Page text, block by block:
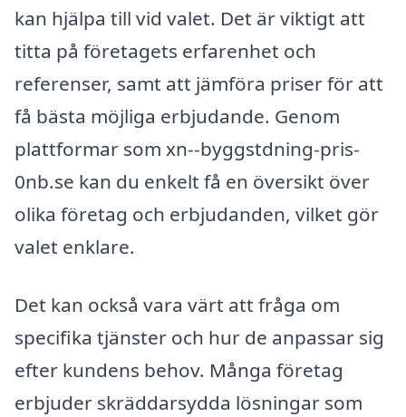
kan hjälpa till vid valet. Det är viktigt att
titta på företagets erfarenhet och
referenser, samt att jämföra priser för att
få bästa möjliga erbjudande. Genom
plattformar som xn--byggstdning-pris-
0nb.se kan du enkelt få en översikt över
olika företag och erbjudanden, vilket gör
valet enklare.
Det kan också vara värt att fråga om
specifika tjänster och hur de anpassar sig
efter kundens behov. Många företag
erbjuder skräddarsydda lösningar som